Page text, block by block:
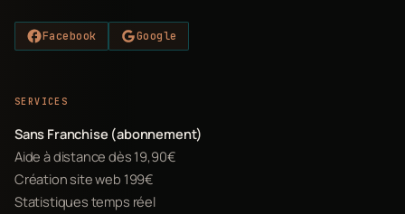
Facebook Google
SERVICES
Sans Franchise (abonnement)
Aide à distance dès 19,90€
Création site web 199€
Statistiques temps réel